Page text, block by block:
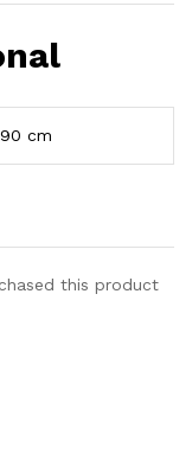
cm
this product